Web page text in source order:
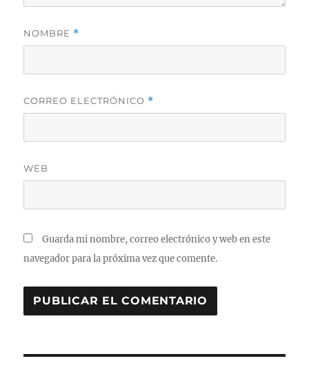
NOMBRE *
CORREO ELECTRÓNICO *
WEB
Guarda mi nombre, correo electrónico y web en este
navegador para la próxima vez que comente.